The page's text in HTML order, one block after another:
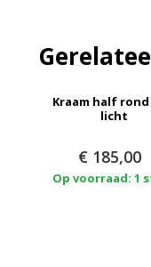
Kraam half
licht
€ 185,00
Op voorraad: 1